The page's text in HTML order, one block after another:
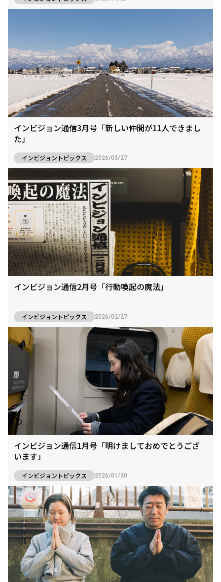
インビジョン通信3月号「新しい仲間が11人できまし
た」
インビジョントピックス 2026/03/27
インビジョン通信2月号「行動喚起の魔法」
インビジョントピックス 2026/02/27
インビジョン通信1月号「明けましておめでとうござ
います」
インビジョントピックス 2026/01/30